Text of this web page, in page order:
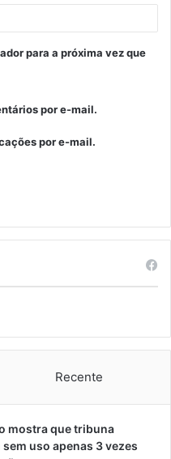
para a próxima vez que
por e-mail.
por e-mail.
Recente
mostra que tribuna
uso apenas 3 vezes